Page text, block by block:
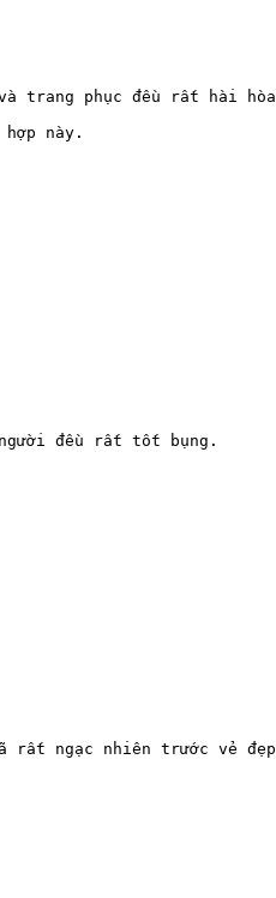
trang phục đều rất hài
này.
đều rất tốt bụng.
rất ngạc nhiên trước vẻ